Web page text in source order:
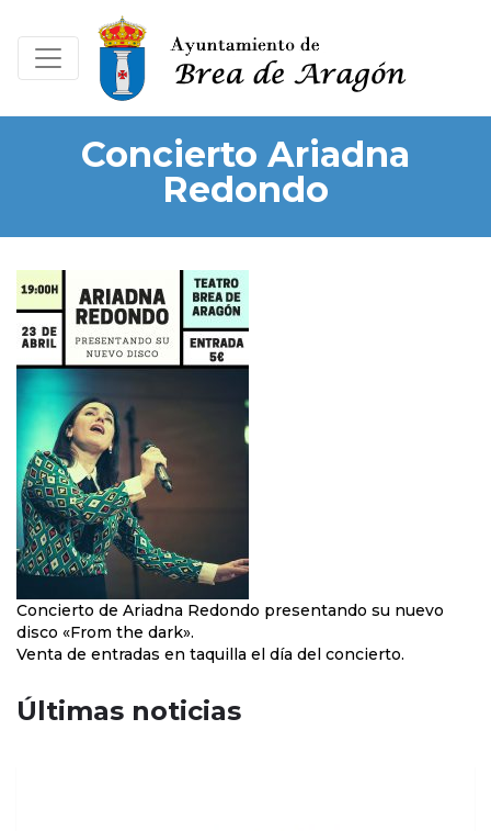
Concierto Ariadna
Redondo
Concierto de Ariadna Redondo presentando su nuevo
disco «From the dark».
Venta de entradas en taquilla el día del concierto.
Últimas noticias